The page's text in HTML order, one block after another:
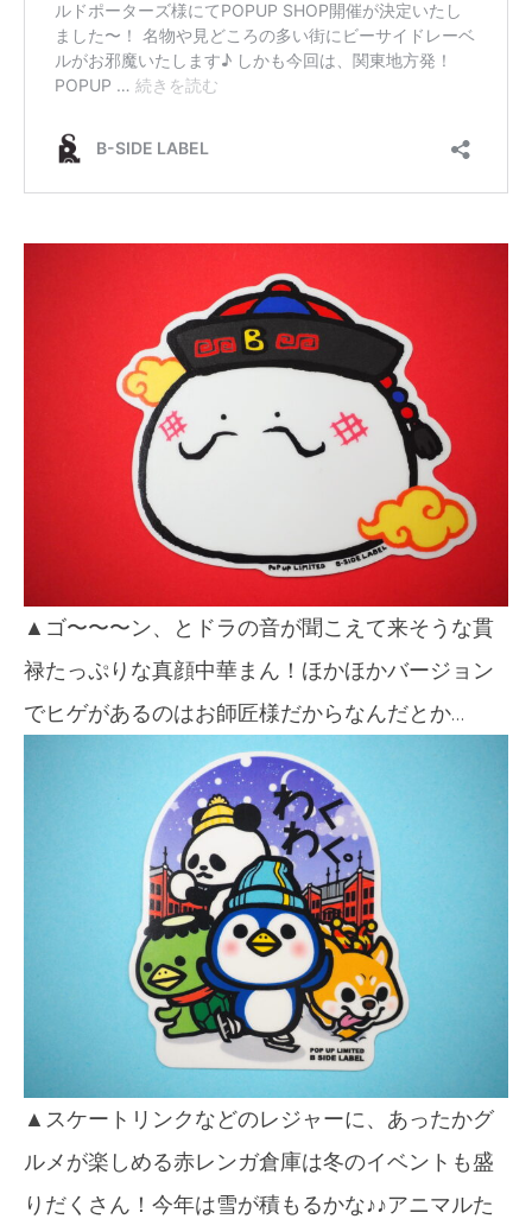
▲ゴ〜〜〜ン、とドラの音が聞こえて来そうな貫
禄たっぷりな真顔中華まん！ほかほかバージョン
でヒゲがあるのはお師匠様だからなんだとか…
▲スケートリンクなどのレジャーに、あったかグ
ルメが楽しめる赤レンガ倉庫は冬のイベントも盛
りだくさん！今年は雪が積もるかな♪♪アニマルた